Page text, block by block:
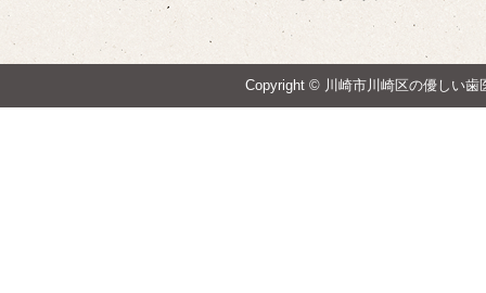
Copyright © 川崎市川崎区の優しい